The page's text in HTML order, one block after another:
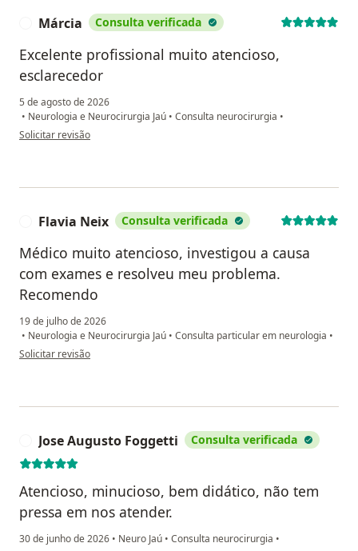
Márcia Consulta verificada
Excelente profissional muito atencioso,
esclarecedor
5 de agosto de 2026
• Neurologia e Neurocirurgia Jaú • Consulta neurocirurgia •
na opinião do utilizador Márcia
Solicitar revisão
Flavia Neix Consulta verificada
Médico muito atencioso, investigou a causa
com exames e resolveu meu problema.
Recomendo
19 de julho de 2026
• Neurologia e Neurocirurgia Jaú • Consulta particular em neurologia •
na opinião do utilizador Flavia Neix
Solicitar revisão
Jose Augusto Foggetti Consulta verificada
Atencioso, minucioso, bem didático, não tem
pressa em nos atender.
30 de junho de 2026 • Neuro Jaú • Consulta neurocirurgia •